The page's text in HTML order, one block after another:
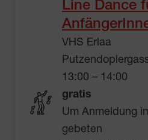
Line Dance
VHS Erlaa
13:00 – 14:00
gratis
Um Anmeldung
gebeten